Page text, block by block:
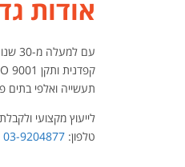
אודות
עם
תעשייה ואלפי בתים
לייעוץ מקצועי
טלפון: 03-9204877